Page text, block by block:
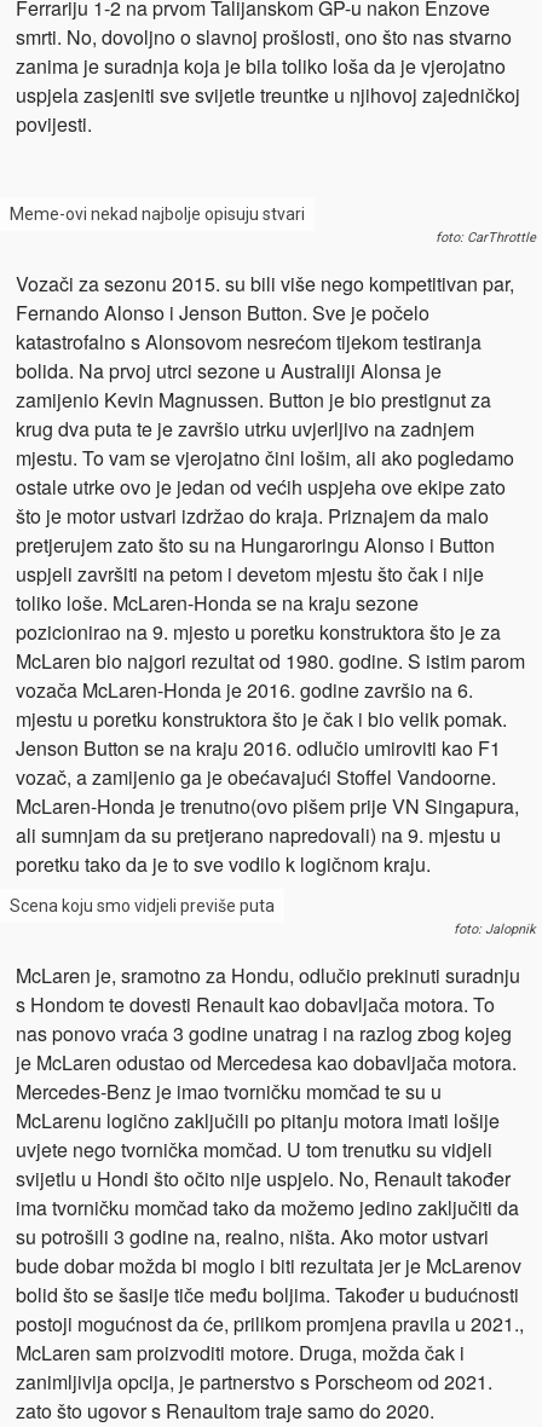
Ferrariju 1-2 na prvom Talijanskom GP-u nakon Enzove
smrti. No, dovoljno o slavnoj prošlosti, ono što nas stvarno
zanima je suradnja koja je bila toliko loša da je vjerojatno
uspjela zasjeniti sve svijetle treuntke u njihovoj zajedničkoj
povijesti.
Meme-ovi nekad najbolje opisuju stvari
foto: CarThrottle
Vozači za sezonu 2015. su bili više nego kompetitivan par,
Fernando Alonso i Jenson Button. Sve je počelo
katastrofalno s Alonsovom nesrećom tijekom testiranja
bolida. Na prvoj utrci sezone u Australiji Alonsa je
zamijenio Kevin Magnussen. Button je bio prestignut za
krug dva puta te je završio utrku uvjerljivo na zadnjem
mjestu. To vam se vjerojatno čini lošim, ali ako pogledamo
ostale utrke ovo je jedan od većih uspjeha ove ekipe zato
što je motor ustvari izdržao do kraja. Priznajem da malo
pretjerujem zato što su na Hungaroringu Alonso i Button
uspjeli završiti na petom i devetom mjestu što čak i nije
toliko loše. McLaren-Honda se na kraju sezone
pozicionirao na 9. mjesto u poretku konstruktora što je za
McLaren bio najgori rezultat od 1980. godine. S istim parom
vozača McLaren-Honda je 2016. godine završio na 6.
mjestu u poretku konstruktora što je čak i bio velik pomak.
Jenson Button se na kraju 2016. odlučio umiroviti kao F1
vozač, a zamijenio ga je obećavajući Stoffel Vandoorne.
McLaren-Honda je trenutno(ovo pišem prije VN Singapura,
ali sumnjam da su pretjerano napredovali) na 9. mjestu u
poretku tako da je to sve vodilo k logičnom kraju.
Scena koju smo vidjeli previše puta
foto: Jalopnik
McLaren je, sramotno za Hondu, odlučio prekinuti suradnju
s Hondom te dovesti Renault kao dobavljača motora. To
nas ponovo vraća 3 godine unatrag i na razlog zbog kojeg
je McLaren odustao od Mercedesa kao dobavljača motora.
Mercedes-Benz je imao tvorničku momčad te su u
McLarenu logično zaključili po pitanju motora imati lošije
uvjete nego tvornička momčad. U tom trenutku su vidjeli
svijetlu u Hondi što očito nije uspjelo. No, Renault također
ima tvorničku momčad tako da možemo jedino zaključiti da
su potrošili 3 godine na, realno, ništa. Ako motor ustvari
bude dobar možda bi moglo i biti rezultata jer je McLarenov
bolid što se šasije tiče među boljima. Također u budućnosti
postoji mogućnost da će, prilikom promjena pravila u 2021.,
McLaren sam proizvoditi motore. Druga, možda čak i
zanimljivija opcija, je partnerstvo s Porscheom od 2021.
zato što ugovor s Renaultom traje samo do 2020.